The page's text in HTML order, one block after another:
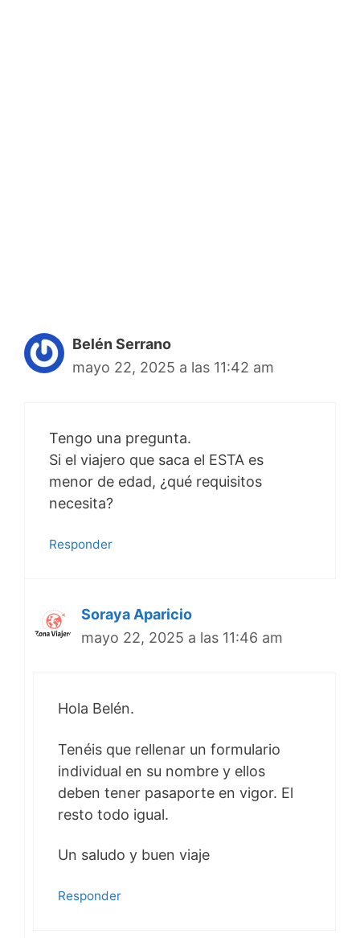
Belén Serrano
mayo 22, 2025 a las 11:42 am
Tengo una pregunta.
Si el viajero que saca el ESTA es
menor de edad, ¿qué requisitos
necesita?
Responder
Soraya Aparicio
mayo 22, 2025 a las 11:46 am
Hola Belén.
Tenéis que rellenar un formulario
individual en su nombre y ellos
deben tener pasaporte en vigor. El
resto todo igual.
Un saludo y buen viaje
Responder